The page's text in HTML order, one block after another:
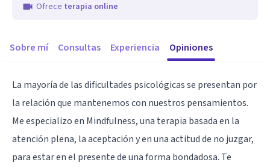
Ofrece terapia online
Sobre mí Consultas Experiencia Opiniones
La mayoría de las dificultades psicológicas se presentan por
la relación que mantenemos con nuestros pensamientos.
Me especializo en Mindfulness, una terapia basada en la
atención plena, la aceptación y en una actitud de no juzgar,
para estar en el presente de una forma bondadosa. Te